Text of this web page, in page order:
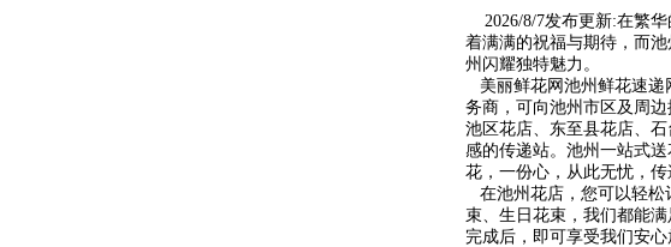
2026/8/7发布更新:在繁华
着满满的祝福与期待，而
州闪耀独特魅力。
美丽鲜花网池州鲜花速递
务商，可向池州市区及周
池区花店、东至县花店、
感的传递站。池州一站式
花，一份心，从此无忧，传
在池州花店，您可以轻松
束、生日花束，我们都能
完成后，即可享受我们安心